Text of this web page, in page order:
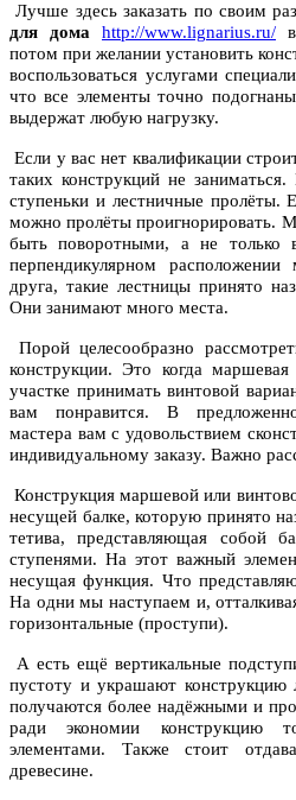
Лучше здесь заказать по своим
для дома
http://www.lignarius.ru/
потом при желании установить
воспользоваться услугами
что все элементы точно
выдержат любую нагрузку.
Если у вас нет квалификации
таких конструкций не
ступеньки и лестничные пролёты.
можно пролёты проигнорировать.
быть поворотными, а не только
перпендикулярном
друга, такие лестницы принято
Они занимают много места.
Порой целесообразно
конструкции. Это когда
участке принимать винтовой
вам понравится. В
мастера вам с удовольствием
индивидуальному заказу. Важно
Конструкция маршевой или
несущей балке, которую принято
тетива, представляющая собой
ступенями. На этот важный
несущая функция. Что
На одни мы наступаем и,
горизонтальные (проступи).
А есть ещё вертикальные
пустоту и украшают
получаются более надёжными и
ради экономии конструкцию
элементами. Также стоит
древесине.